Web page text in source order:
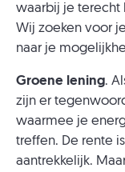
waarbij je terecht
Wij zoeken voor
naar je
Groene lening.
zijn er
waarmee je
treffen. De rente
aantrekkelijk.